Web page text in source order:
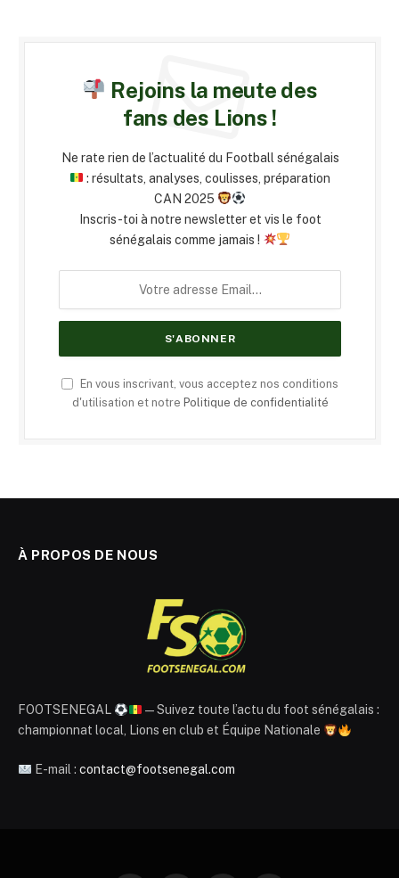
Rejoins la meute des
fans des Lions !
Ne rate rien de l’actualité du Football sénégalais
: résultats, analyses, coulisses, préparation
CAN 2025
Inscris-toi à notre newsletter et vis le foot
sénégalais comme jamais !
En vous inscrivant, vous acceptez nos conditions
d'utilisation et notre Politique de confidentialité
À PROPOS DE NOUS
FOOTSENEGAL
— Suivez toute l’actu du foot sénégalais :
championnat local, Lions en club et Équipe Nationale
E-mail : contact@footsenegal.com